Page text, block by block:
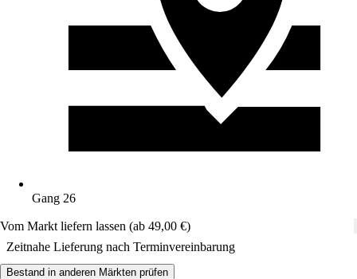
Gang 26
Vom Markt liefern lassen (ab 49,00 €)
Zeitnahe Lieferung nach Terminvereinbarung
Bestand in anderen Märkten prüfen